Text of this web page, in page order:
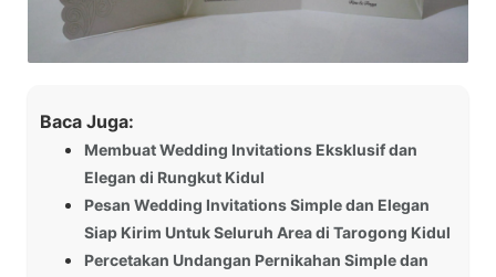
Baca Juga:
Membuat Wedding Invitations Eksklusif dan
Elegan di Rungkut Kidul
Pesan Wedding Invitations Simple dan Elegan
Siap Kirim Untuk Seluruh Area di Tarogong Kidul
Percetakan Undangan Pernikahan Simple dan